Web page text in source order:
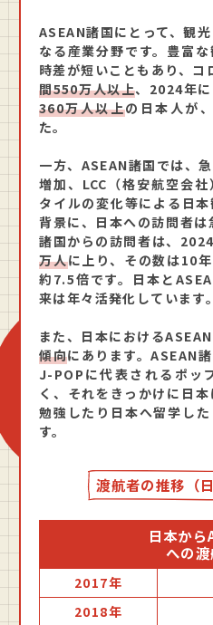
ASEAN諸国にとって、観
なる産業分野です。豊富
時差が短いこともあり、
間550万人以上、2024年
360万人以上の日本人が
た。
一方、ASEAN諸国では、
増加、LCC（格安航空会
タイルの変化等による日
背景に、日本への訪問者
諸国からの訪問者は、
万人に上り、その数は10
約7.5倍です。日本と
来は年々活発化しています。
また、日本における
傾向にあります。ASEAN
J-POPに代表されるポッ
く、それをきっかけに日
勉強したり日本へ留学し
す。
渡航者の推移（
日本から
への
2017年
2018年